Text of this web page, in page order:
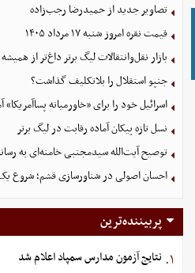
تصاویر جدید از حمیدرضا رجب‌زاده
قیمت نقره امروز شنبه ۱۷ مرداد ۱۴۰۵
بازار نقل‌وانتقالات لیگ برتر داغ‌تر از همیشه
جنپو استقلال را بلاتکلیف گذاشت؟
اسرائیل خود را برای «خاورمیانه
نسل تازه پیکان آماده رقابت در لیگ برتر
توصیح آیت‌الله سیدمجتبی خامنه‌ای به
احسان اصولی در شناورسازی قشم؛ شروع
پربیننده‌ترین
۱. نتایج آزمون مدارس سمپاد اعلام شد